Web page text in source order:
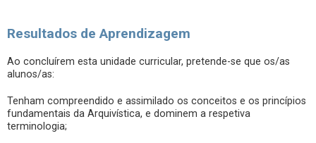
Resultados de Aprendizagem
Ao concluírem esta unidade curricular, pretende-se que os/as
alunos/as:
Tenham compreendido e assimilado os conceitos e os princípios
fundamentais da Arquivística, e dominem a respetiva
terminologia;